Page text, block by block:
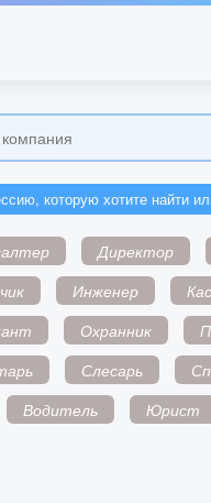
которую хотите найти
Директор
Инженер
Охранник
Слесарь
Водитель Юрист